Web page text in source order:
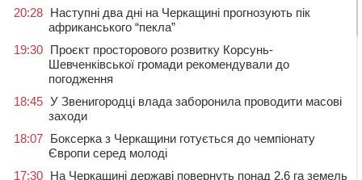
20:28 Наступні два дні на Черкащині прогнозують пік
африканського “пекла”
19:30 Проєкт просторового розвитку Корсунь-
Шевченківської громади рекомендували до
погодження
18:45 У Звенигородці влада заборонила проводити масові
заходи
18:07 Боксерка з Черкащини готується до чемпіонату
Європи серед молоді
17:30 На Черкащині державі повернуть понад 2,6 га земель